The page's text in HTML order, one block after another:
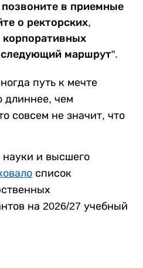
в приемные
о ректорских,
корпоративных
маршрут".
путь к мечте
длиннее, чем
совсем не значит, что
и высшего
список
на 2026/27 учебный